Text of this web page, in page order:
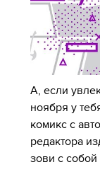
А, если
ноября у
комикс с
редактора
зови с собой